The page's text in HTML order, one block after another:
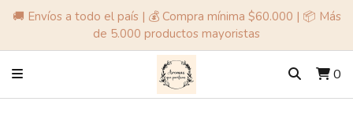
🚚 Envíos a todo el país | 💰 Compra mínima $60.000 | 📦 Más
de 5.000 productos mayoristas
0